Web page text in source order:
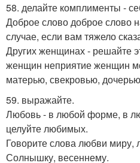
58. делайте комплименты -
Доброе слово доброе слово
случае, если вам тяжело
Других женщинах - решайте
женщин неприятие женщин
матерью, свекровью,
59. выражайте.
Любовь - в любой форме, в
целуйте любимых.
Говорите слова любви
Солнышку, весеннему.